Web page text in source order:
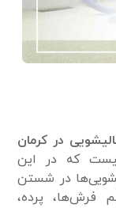
در کرمان
که در این
در شستن
فرش‌ها، پرده،